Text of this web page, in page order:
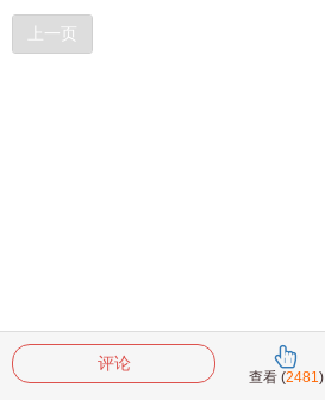
上一页
评论
查看 (2481)